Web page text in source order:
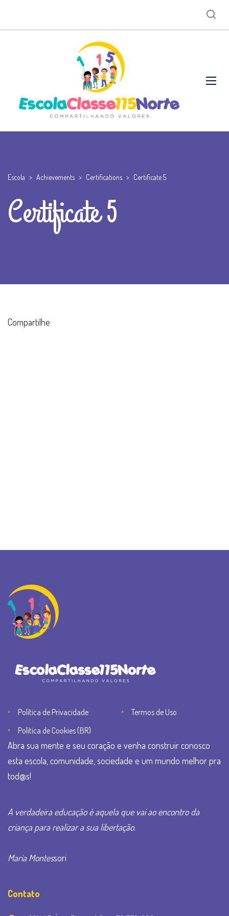
Escola > Achievements > Certifications > Certificate 5
Certificate 5
Compartilhe
Política de Privacidade
Termos de Uso
Política de Cookies (BR)
Abra sua mente e seu coração e venha construir conosco
esta escola, comunidade, sociedade e um mundo melhor pra
tod@s!
A verdadeira educação é aquela que vai ao encontro da
criança para realizar a sua libertação.
Maria Montessori
Contato